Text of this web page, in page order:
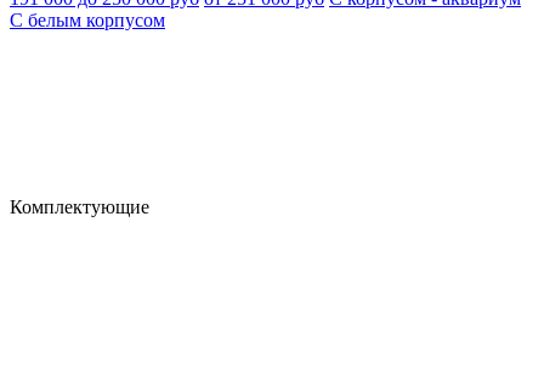
С белым корпусом
Комплектующие